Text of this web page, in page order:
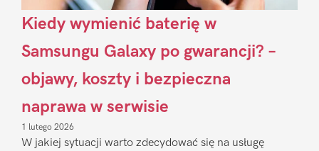
Kiedy wymienić baterię w
Samsungu Galaxy po gwarancji? –
objawy, koszty i bezpieczna
naprawa w serwisie
1 lutego 2026
W jakiej sytuacji warto zdecydować się na usługę